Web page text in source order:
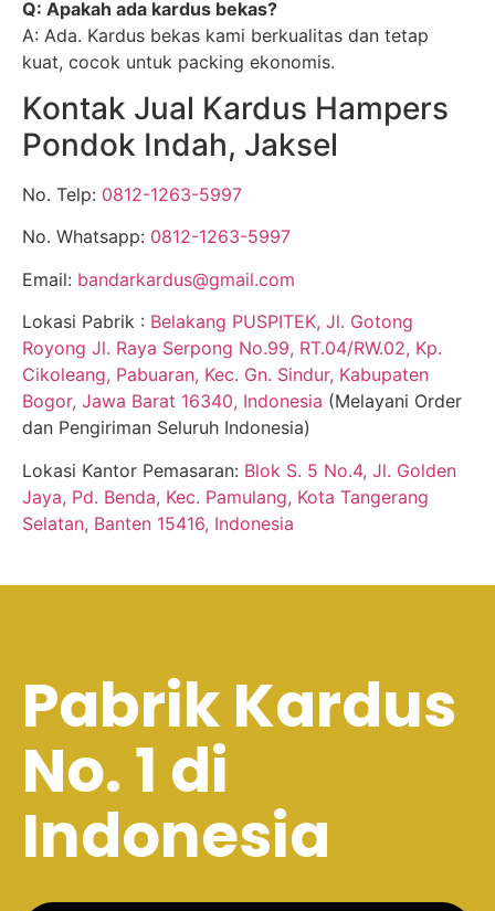
Q: Apakah ada kardus bekas?
A: Ada. Kardus bekas kami berkualitas dan tetap
kuat, cocok untuk packing ekonomis.
Kontak Jual Kardus Hampers
Pondok Indah, Jaksel
No. Telp: 0812-1263-5997
No. Whatsapp: 0812-1263-5997
Email: bandarkardus@gmail.com
Lokasi Pabrik : Belakang PUSPITEK, Jl. Gotong
Royong Jl. Raya Serpong No.99, RT.04/RW.02, Kp.
Cikoleang, Pabuaran, Kec. Gn. Sindur, Kabupaten
Bogor, Jawa Barat 16340, Indonesia (Melayani Order
dan Pengiriman Seluruh Indonesia)
Lokasi Kantor Pemasaran: Blok S. 5 No.4, Jl. Golden
Jaya, Pd. Benda, Kec. Pamulang, Kota Tangerang
Selatan, Banten 15416, Indonesia
Pabrik Kardus
No. 1 di
Indonesia